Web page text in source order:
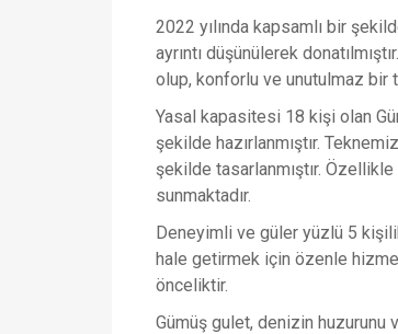
2022 yılında kapsamlı bir
ayrıntı düşünülerek
olup, konforlu ve unutulmaz bir
Yasal kapasitesi 18 kişi olan
şekilde hazırlanmıştır.
şekilde tasarlanmıştır.
sunmaktadır.
Deneyimli ve güler yüzlü 5
hale getirmek için özenle
önceliktir.
Gümüş gulet, denizin huzurunu